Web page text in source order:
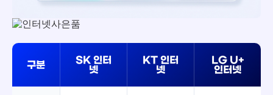
구분
SK 인터
넷
KT 인터
넷
LG U+
인터넷